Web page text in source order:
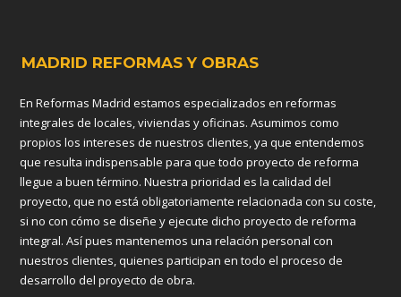
MADRID REFORMAS Y OBRAS
En Reformas Madrid estamos especializados en reformas
integrales de locales, viviendas y oficinas. Asumimos como
propios los intereses de nuestros clientes, ya que entendemos
que resulta indispensable para que todo proyecto de reforma
llegue a buen término. Nuestra prioridad es la calidad del
proyecto, que no está obligatoriamente relacionada con su coste,
si no con cómo se diseñe y ejecute dicho proyecto de reforma
integral. Así pues mantenemos una relación personal con
nuestros clientes, quienes participan en todo el proceso de
desarrollo del proyecto de obra.